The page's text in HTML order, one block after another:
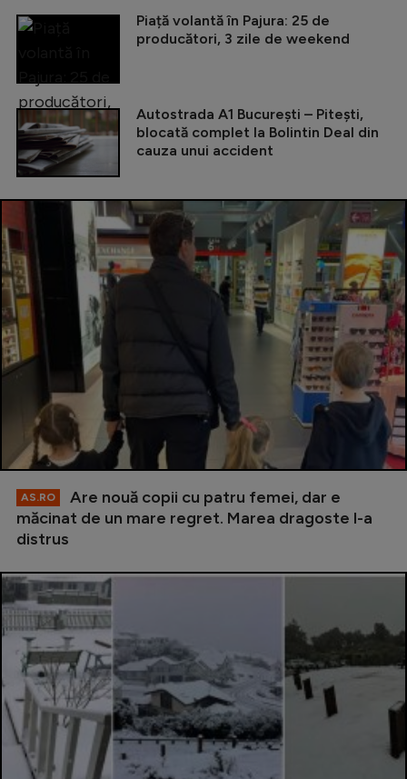
Piață volantă în Pajura: 25 de
producători, 3 zile de weekend
Autostrada A1 București – Pitești,
blocată complet la Bolintin Deal din
cauza unui accident
AS.RO
Are nouă copii cu patru femei, dar e
măcinat de un mare regret. Marea dragoste l-a
distrus